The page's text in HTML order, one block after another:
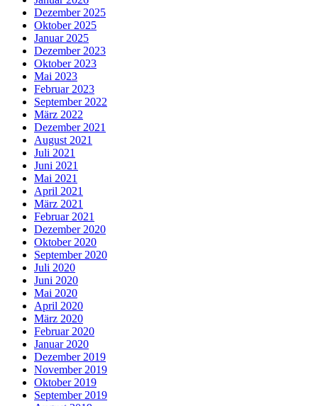
Dezember 2025
Oktober 2025
Januar 2025
Dezember 2023
Oktober 2023
Mai 2023
Februar 2023
September 2022
März 2022
Dezember 2021
August 2021
Juli 2021
Juni 2021
Mai 2021
April 2021
März 2021
Februar 2021
Dezember 2020
Oktober 2020
September 2020
Juli 2020
Juni 2020
Mai 2020
April 2020
März 2020
Februar 2020
Januar 2020
Dezember 2019
November 2019
Oktober 2019
September 2019